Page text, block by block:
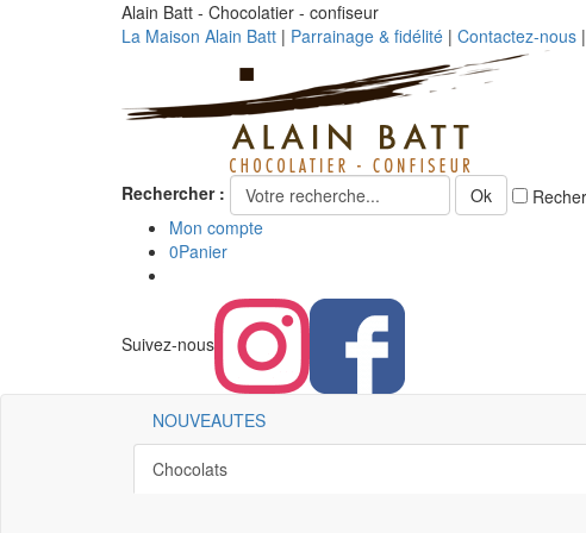
Alain Batt - Chocolatier - confiseur
La Maison Alain Batt | Parrainage & fidélité | Contactez-nous |
Rechercher : Ok
Mon compte
0Panier
Suivez-nous
NOUVEAUTES
Chocolats